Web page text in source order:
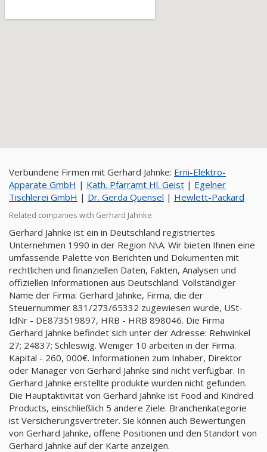
Verbundene Firmen mit Gerhard Jahnke: Erni-Elektro-
Apparate GmbH | Kath. Pfarramt Hl. Geist | Egelner
Tischlerei GmbH | Dr. Gerda Quensel | Hewlett-Packard
Related companies with Gerhard Jahnke
Gerhard Jahnke ist ein in Deutschland registriertes
Unternehmen 1990 in der Region N\A. Wir bieten Ihnen eine
umfassende Palette von Berichten und Dokumenten mit
rechtlichen und finanziellen Daten, Fakten, Analysen und
offiziellen Informationen aus Deutschland. Vollständiger
Name der Firma: Gerhard Jahnke, Firma, die der
Steuernummer 831/273/65332 zugewiesen wurde, USt-
IdNr - DE873519897, HRB - HRB 898046. Die Firma
Gerhard Jahnke befindet sich unter der Adresse: Rehwinkel
27; 24837; Schleswig. Weniger 10 arbeiten in der Firma.
Kapital - 260, 000€. Informationen zum Inhaber, Direktor
oder Manager von Gerhard Jahnke sind nicht verfügbar. In
Gerhard Jahnke erstellte produkte wurden nicht gefunden.
Die Hauptaktivität von Gerhard Jahnke ist Food and Kindred
Products, einschließlich 5 andere Ziele. Branchenkategorie
ist Versicherungsvertreter. Sie können auch Bewertungen
von Gerhard Jahnke, offene Positionen und den Standort von
Gerhard Jahnke auf der Karte anzeigen.